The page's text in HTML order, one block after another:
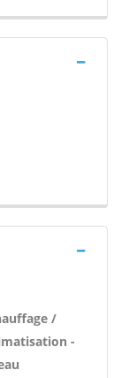
/
-